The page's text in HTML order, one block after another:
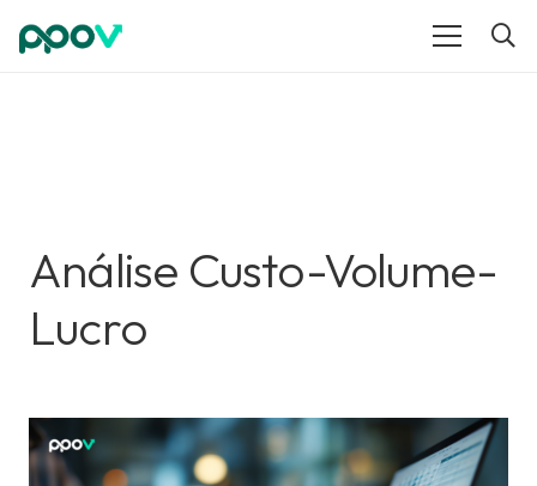
Análise Custo-Volume-
Lucro